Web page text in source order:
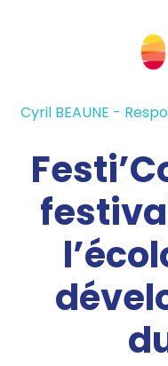
Cyril BEAUNE -